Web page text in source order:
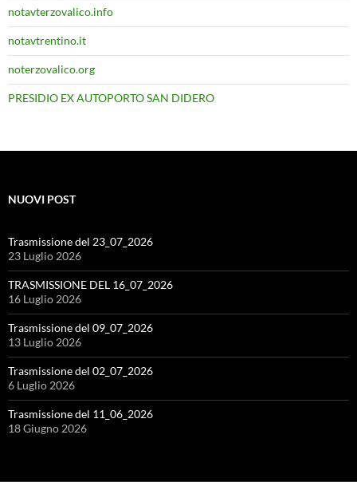
notavterzovalico.info
notavtrentino.it
noterzovalico.org
PRESIDIO EX AUTOPORTO SAN DIDERO
NUOVI POST
Trasmissione del 23_07_2026
23 Luglio 2026
TRASMISSIONE DEL 16_07_2026
16 Luglio 2026
Trasmissione del 09_07_2026
13 Luglio 2026
Trasmissione del 02_07_2026
6 Luglio 2026
Trasmissione del 11_06_2026
18 Giugno 2026